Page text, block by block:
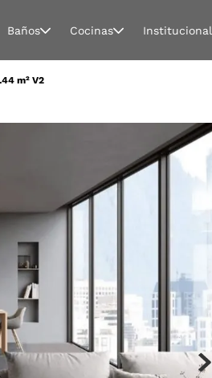
Baños Cocinas Institucional
m² V2